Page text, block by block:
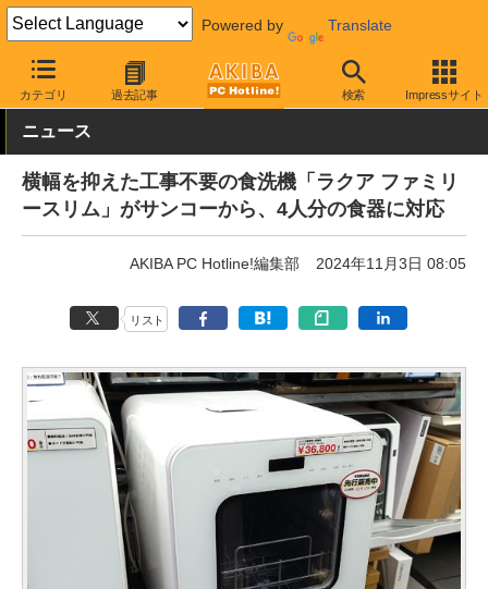
Powered by Translate
カテゴリ 過去記事 検索 Impressサイト
AKIBA PC Hotline! 白物家電
ニュース
横幅を抑えた工事不要の食洗機「ラクア ファミリ
ースリム」がサンコーから、4人分の食器に対応
AKIBA PC Hotline!編集部 2024年11月3日 08:05
リスト